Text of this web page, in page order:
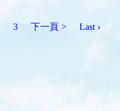
3 下一頁 > Last ›